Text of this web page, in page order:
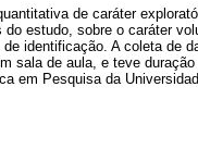
de caráter
estudo, sobre o caráter
identificação. A coleta de
sala de aula, e teve
em Pesquisa da